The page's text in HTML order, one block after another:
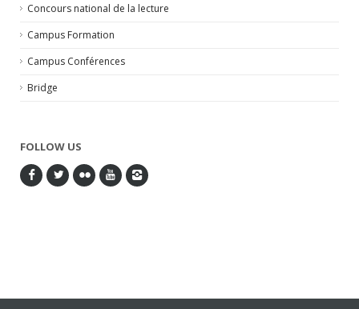
Concours national de la lecture
Campus Formation
Campus Conférences
Bridge
FOLLOW US